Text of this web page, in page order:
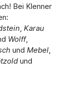
Bei Klenner
, Karau
Wolff,
und Mebel,
und